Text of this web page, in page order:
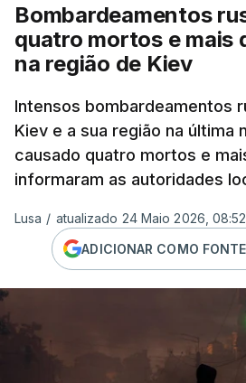
Bombardeamentos
quatro mortos e mais
na região de Kiev
Intensos bombardeamentos
Kiev e a sua região na última
causado quatro mortos e
informaram as autoridades
Lusa / atualizado 24 Maio 2026, 08:52
ADICIONAR COMO